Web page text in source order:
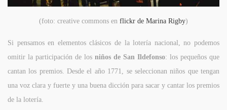
(foto: creative commons en flickr de Marina Rigby)
Si pensamos en elementos clásicos de la lotería nacional, no podemos
omitir la participación de los niños de San Ildefonso: los pequeños que
cantan los premios. Desde el año 1771, se seleccionan niños que tengan
una voz clara y fuerte y una buena dicción para sacar y cantar los premios
de la lotería.